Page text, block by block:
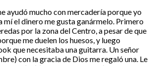
ayudó mucho con mercadería porque yo
mí el dinero me gusta ganármelo. Primero
por la zona del Centro, a pesar de que
me duelen los huesos, y luego
que necesitaba una guitarra. Un señor
con la gracia de Dios me regaló una. Le